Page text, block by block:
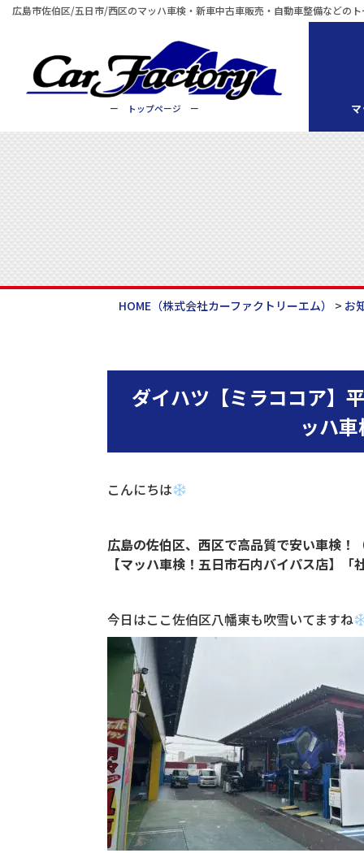
広島市佐伯区/五日市/西区のマッハ車検・新車中古車販売・自動車整備などの
ー トップページ ー
HOME （株式会社カーファクトリーエム） > お
ダイハツ【ミラココア】
ッハ
こんにちは
広島の佐伯区、西区で高品質で安い車検！
【マッハ車検！五日市石内バイパス店】「
今日はここ佐伯区八幡東も吹雪いてますね